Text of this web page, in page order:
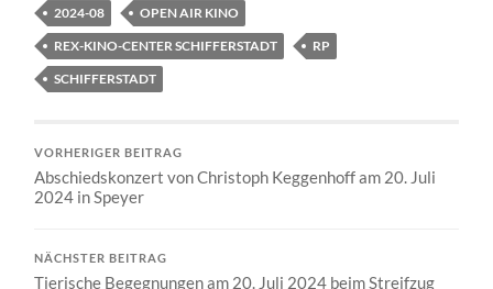
2024-08
OPEN AIR KINO
REX-KINO-CENTER SCHIFFERSTADT
RP
SCHIFFERSTADT
VORHERIGER BEITRAG
Abschiedskonzert von Christoph Keggenhoff am 20. Juli
2024 in Speyer
NÄCHSTER BEITRAG
Tierische Begegnungen am 20. Juli 2024 beim Streifzug